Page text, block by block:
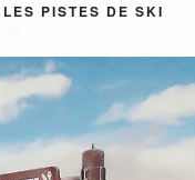
PISTES DE SKI